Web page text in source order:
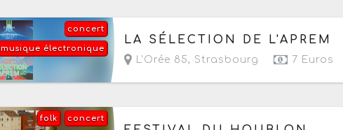
concert
musique électronique
Le dimanche 16 août 2026 de 12h à 23h
LA SÉLECTION DE L'APREM
L'Orée 85, Strasbourg 7 Euros
concert
folk
Du mardi 18 au dimanche 23 août 2026